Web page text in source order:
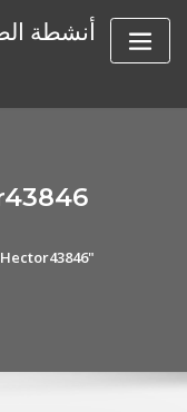
أنشطة